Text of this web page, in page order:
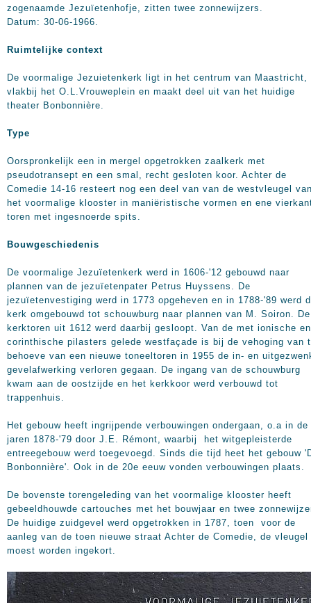
zogenaamde Jezuïetenhofje, zitten twee zonnewijzers.
Datum: 30-06-1966.
Ruimtelijke context
De voormalige Jezuietenkerk ligt in het centrum van Maastricht,
vlakbij het O.L.Vrouweplein en maakt deel uit van het huidige
theater Bonbonnière.
Type
Oorspronkelijk een in mergel opgetrokken zaalkerk met
pseudotransept en een smal, recht gesloten koor. Achter de
Comedie 14-16 resteert nog een deel van van de westvleugel
het voormalige klooster in maniëristische vormen en ene
toren met ingesnoerde spits.
Bouwgeschiedenis
De voormalige Jezuïetenkerk werd in 1606-'12 gebouwd naar
plannen van de jezuïetenpater Petrus Huyssens. De
jezuïetenvestiging werd in 1773 opgeheven en in 1788-'89 werd
kerk omgebouwd tot schouwburg naar plannen van M. Soiron. De
kerktoren uit 1612 werd daarbij gesloopt. Van de met ionische en
corinthische pilasters gelede westfaçade is bij de vehoging van
behoeve van een nieuwe toneeltoren in 1955 de in- en
gevelafwerking verloren gegaan. De ingang van de schouwburg
kwam aan de oostzijde en het kerkkoor werd verbouwd tot
trappenhuis.
Het gebouw heeft ingrijpende verbouwingen ondergaan, o.a in de
jaren 1878-'79 door J.E. Rémont, waarbij het witgepleisterde
entreegebouw werd toegevoegd. Sinds die tijd heet het gebouw
Bonbonnière'. Ook in de 20e eeuw vonden verbouwingen plaats.
De bovenste torengeleding van het voormalige klooster heeft
gebeeldhouwde cartouches met het bouwjaar en twee
De huidige zuidgevel werd opgetrokken in 1787, toen voor de
aanleg van de toen nieuwe straat Achter de Comedie, de vleugel
moest worden ingekort.